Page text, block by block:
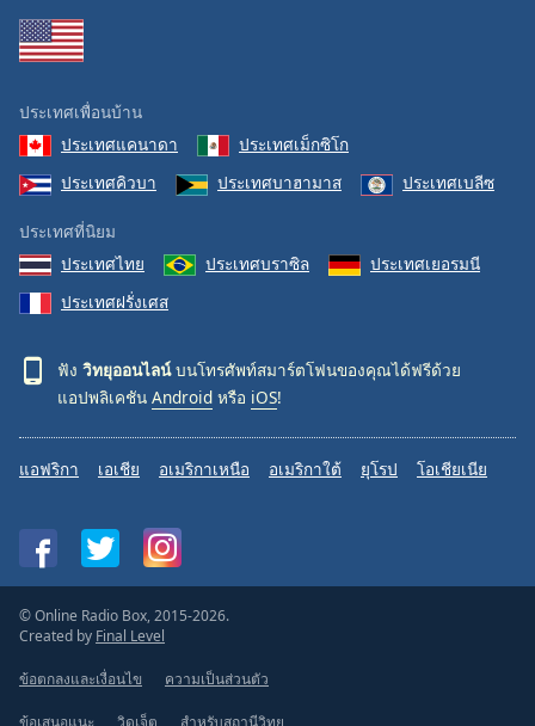
ประเทศเพื่อนบ้าน
ประเทศแคนาดา
ประเทศเม็กซิโก
ประเทศคิวบา
ประเทศบาฮามาส ประเทศเบลีซ
ประเทศที่นิยม
ประเทศไทย
ประเทศบราซิล
ประเทศเยอรมนี
ประเทศฝรั่งเศส
ฟัง วิทยุออนไลน์บนโทรศัพท์สมาร์ตโฟนของคุณได้ฟรีด้วย
แอปพลิเคชัน Android หรือ iOS!
แอฟริกา เอเชีย อเมริกาเหนือ อเมริกาใต้ ยุโรป โอเชียเนีย
© Online Radio Box, 2015-2026.
Created by Final Level
ข้อตกลงและเงื่อนไข ความเป็นส่วนตัว